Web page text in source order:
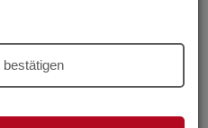
von Zehn ge­run­det (siehe
an­ge­zeig­ten Daten.